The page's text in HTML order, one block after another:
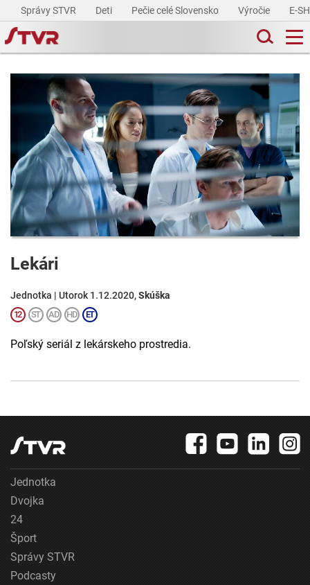
Správy STVR Deti Pečie celé Slovensko Výročie E-
Lekári
Jednotka | Utorok 1.12.2020,Skúška
Poľský seriál z lekárskeho prostredia.
Jednotka
Dvojka
24
Šport
Správy STVR
Podcasty